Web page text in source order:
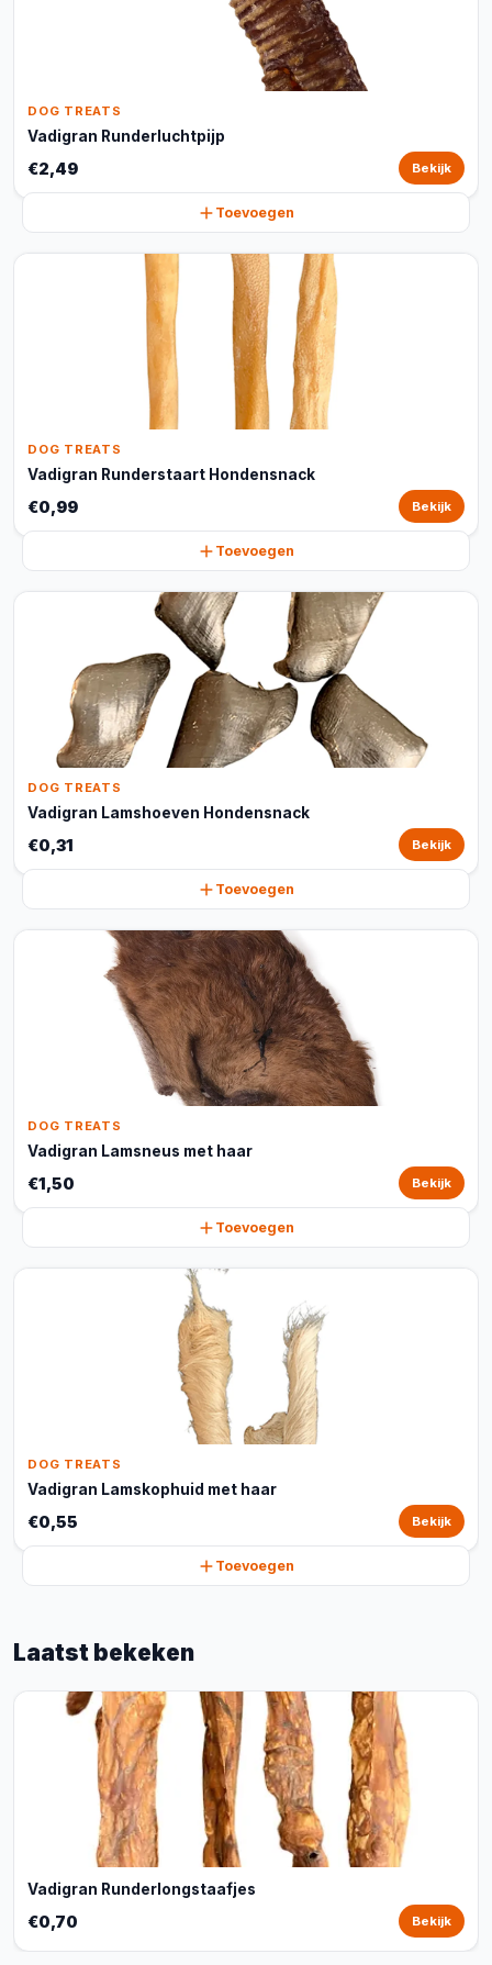
DOG TREATS
Vadigran Runderluchtpijp
€2,49 Bekijk
Toevoegen
DOG TREATS
Vadigran Runderstaart Hondensnack
€0,99 Bekijk
Toevoegen
DOG TREATS
Vadigran Lamshoeven Hondensnack
€0,31 Bekijk
Toevoegen
DOG TREATS
Vadigran Lamsneus met haar
€1,50 Bekijk
Toevoegen
DOG TREATS
Vadigran Lamskophuid met haar
€0,55 Bekijk
Toevoegen
Laatst bekeken
Vadigran Runderlongstaafjes
€0,70 Bekijk